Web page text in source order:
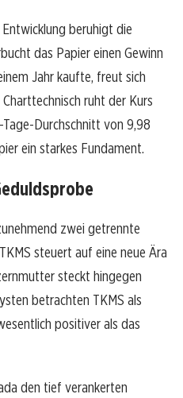
beruhigt die
das Papier einen Gewinn
Jahr kaufte, freut sich
ruht der Kurs
Durchschnitt von 9,98
ein starkes Fundament.
zwei getrennte
steuert auf eine neue Ära
steckt hingegen
betrachten TKMS als
positiver als das
den tief verankerten